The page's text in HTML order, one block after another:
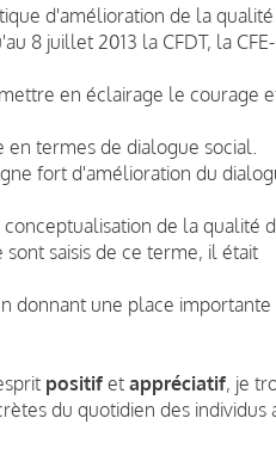
d'amélioration de la
8 juillet 2013 la CFDT, la
en éclairage le courage
termes de dialogue social.
fort d'amélioration du
de la qualité
saisis de ce terme, il était
donnant une place importante
positif et appréciatif, je
du quotidien des individus